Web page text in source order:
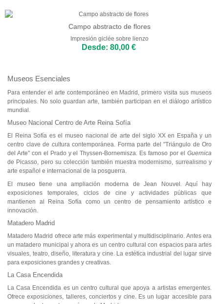
Campo abstracto de flores
Impresión giclée sobre lienzo
Desde: 80,00 €
Museos Esenciales
Para entender el arte contemporáneo en Madrid, primero visita sus museos
principales. No solo guardan arte, también participan en el diálogo artístico
mundial.
Museo Nacional Centro de Arte Reina Sofía
El Reina Sofía es el museo nacional de arte del siglo XX en España y un
centro clave de cultura contemporánea. Forma parte del "Triángulo de Oro
del Arte" con el Prado y el Thyssen-Bornemisza. Es famoso por el Guernica
de Picasso, pero su colección también muestra modernismo, surrealismo y
arte español e internacional de la posguerra.
El museo tiene una ampliación moderna de Jean Nouvel. Aquí hay
exposiciones temporales, ciclos de cine y actividades públicas que
mantienen al Reina Sofía como un centro de pensamiento artístico e
innovación.
Matadero Madrid
Matadero Madrid ofrece arte más experimental y multidisciplinario. Antes era
un matadero municipal y ahora es un centro cultural con espacios para artes
visuales, teatro, diseño, literatura y cine. La estética industrial del lugar sirve
para exposiciones grandes y creativas.
La Casa Encendida
La Casa Encendida es un centro cultural que apoya a artistas emergentes.
Ofrece exposiciones, talleres, conciertos y cine. Es un lugar accesible para